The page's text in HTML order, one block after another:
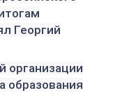
Георгий
организации
образования